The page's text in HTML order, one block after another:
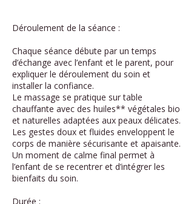
Déroulement de la séance :
Chaque séance débute par un temps
d’échange avec l’enfant et le parent, pour
expliquer le déroulement du soin et
installer la confiance.
Le massage se pratique sur table
chauffante avec des huiles** végétales bio
et naturelles adaptées aux peaux délicates.
Les gestes doux et fluides enveloppent le
corps de manière sécurisante et apaisante.
Un moment de calme final permet à
l’enfant de se recentrer et d’intégrer les
bienfaits du soin.
Durée :